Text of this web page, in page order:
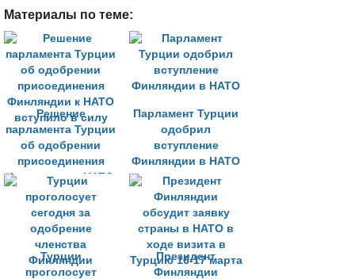
Материалы по теме:
Решение
парламента Турции
об одобрении
присоединения
Финляндии к НАТО
вступило в силу
Парламент Турции
одобрил
вступление
Финляндии в НАТО
Турции
проголосует
Президент
Финляндии